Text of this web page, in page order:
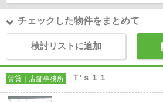
チェックした物件をまとめて
検討リストに追加
賃貸｜店舗事務所 Ｔ’ｓ１１